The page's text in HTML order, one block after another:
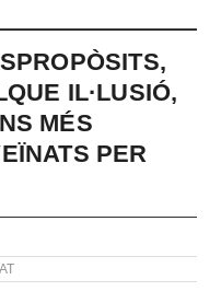
IL·LUSIÓ,
MÉS
PER